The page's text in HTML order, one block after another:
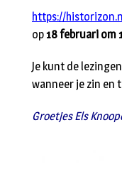
https://
op18 februari om
Je kunt de
wanneer je zin en
Groetjes Els